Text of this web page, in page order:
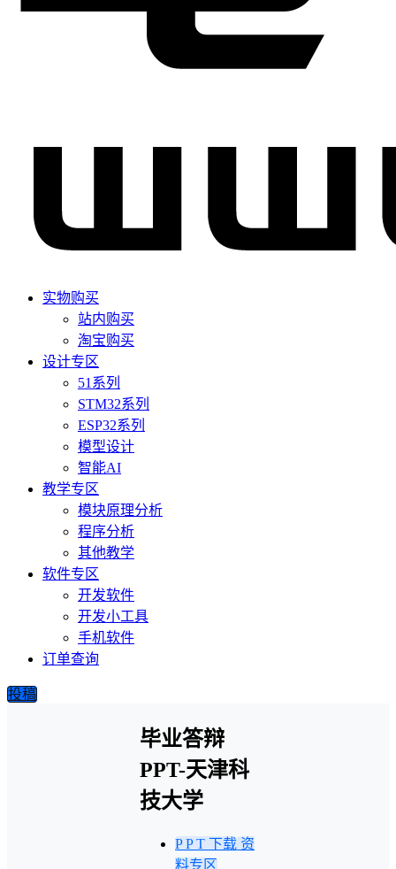
实物购买
站内购买
淘宝购买
设计专区
51系列
STM32系列
ESP32系列
模型设计
智能AI
教学专区
模块原理分析
程序分析
其他教学
软件专区
开发软件
开发小工具
手机软件
订单查询
投稿
毕业答辩
PPT-天津科
技大学
P P T 下载 资
料专区